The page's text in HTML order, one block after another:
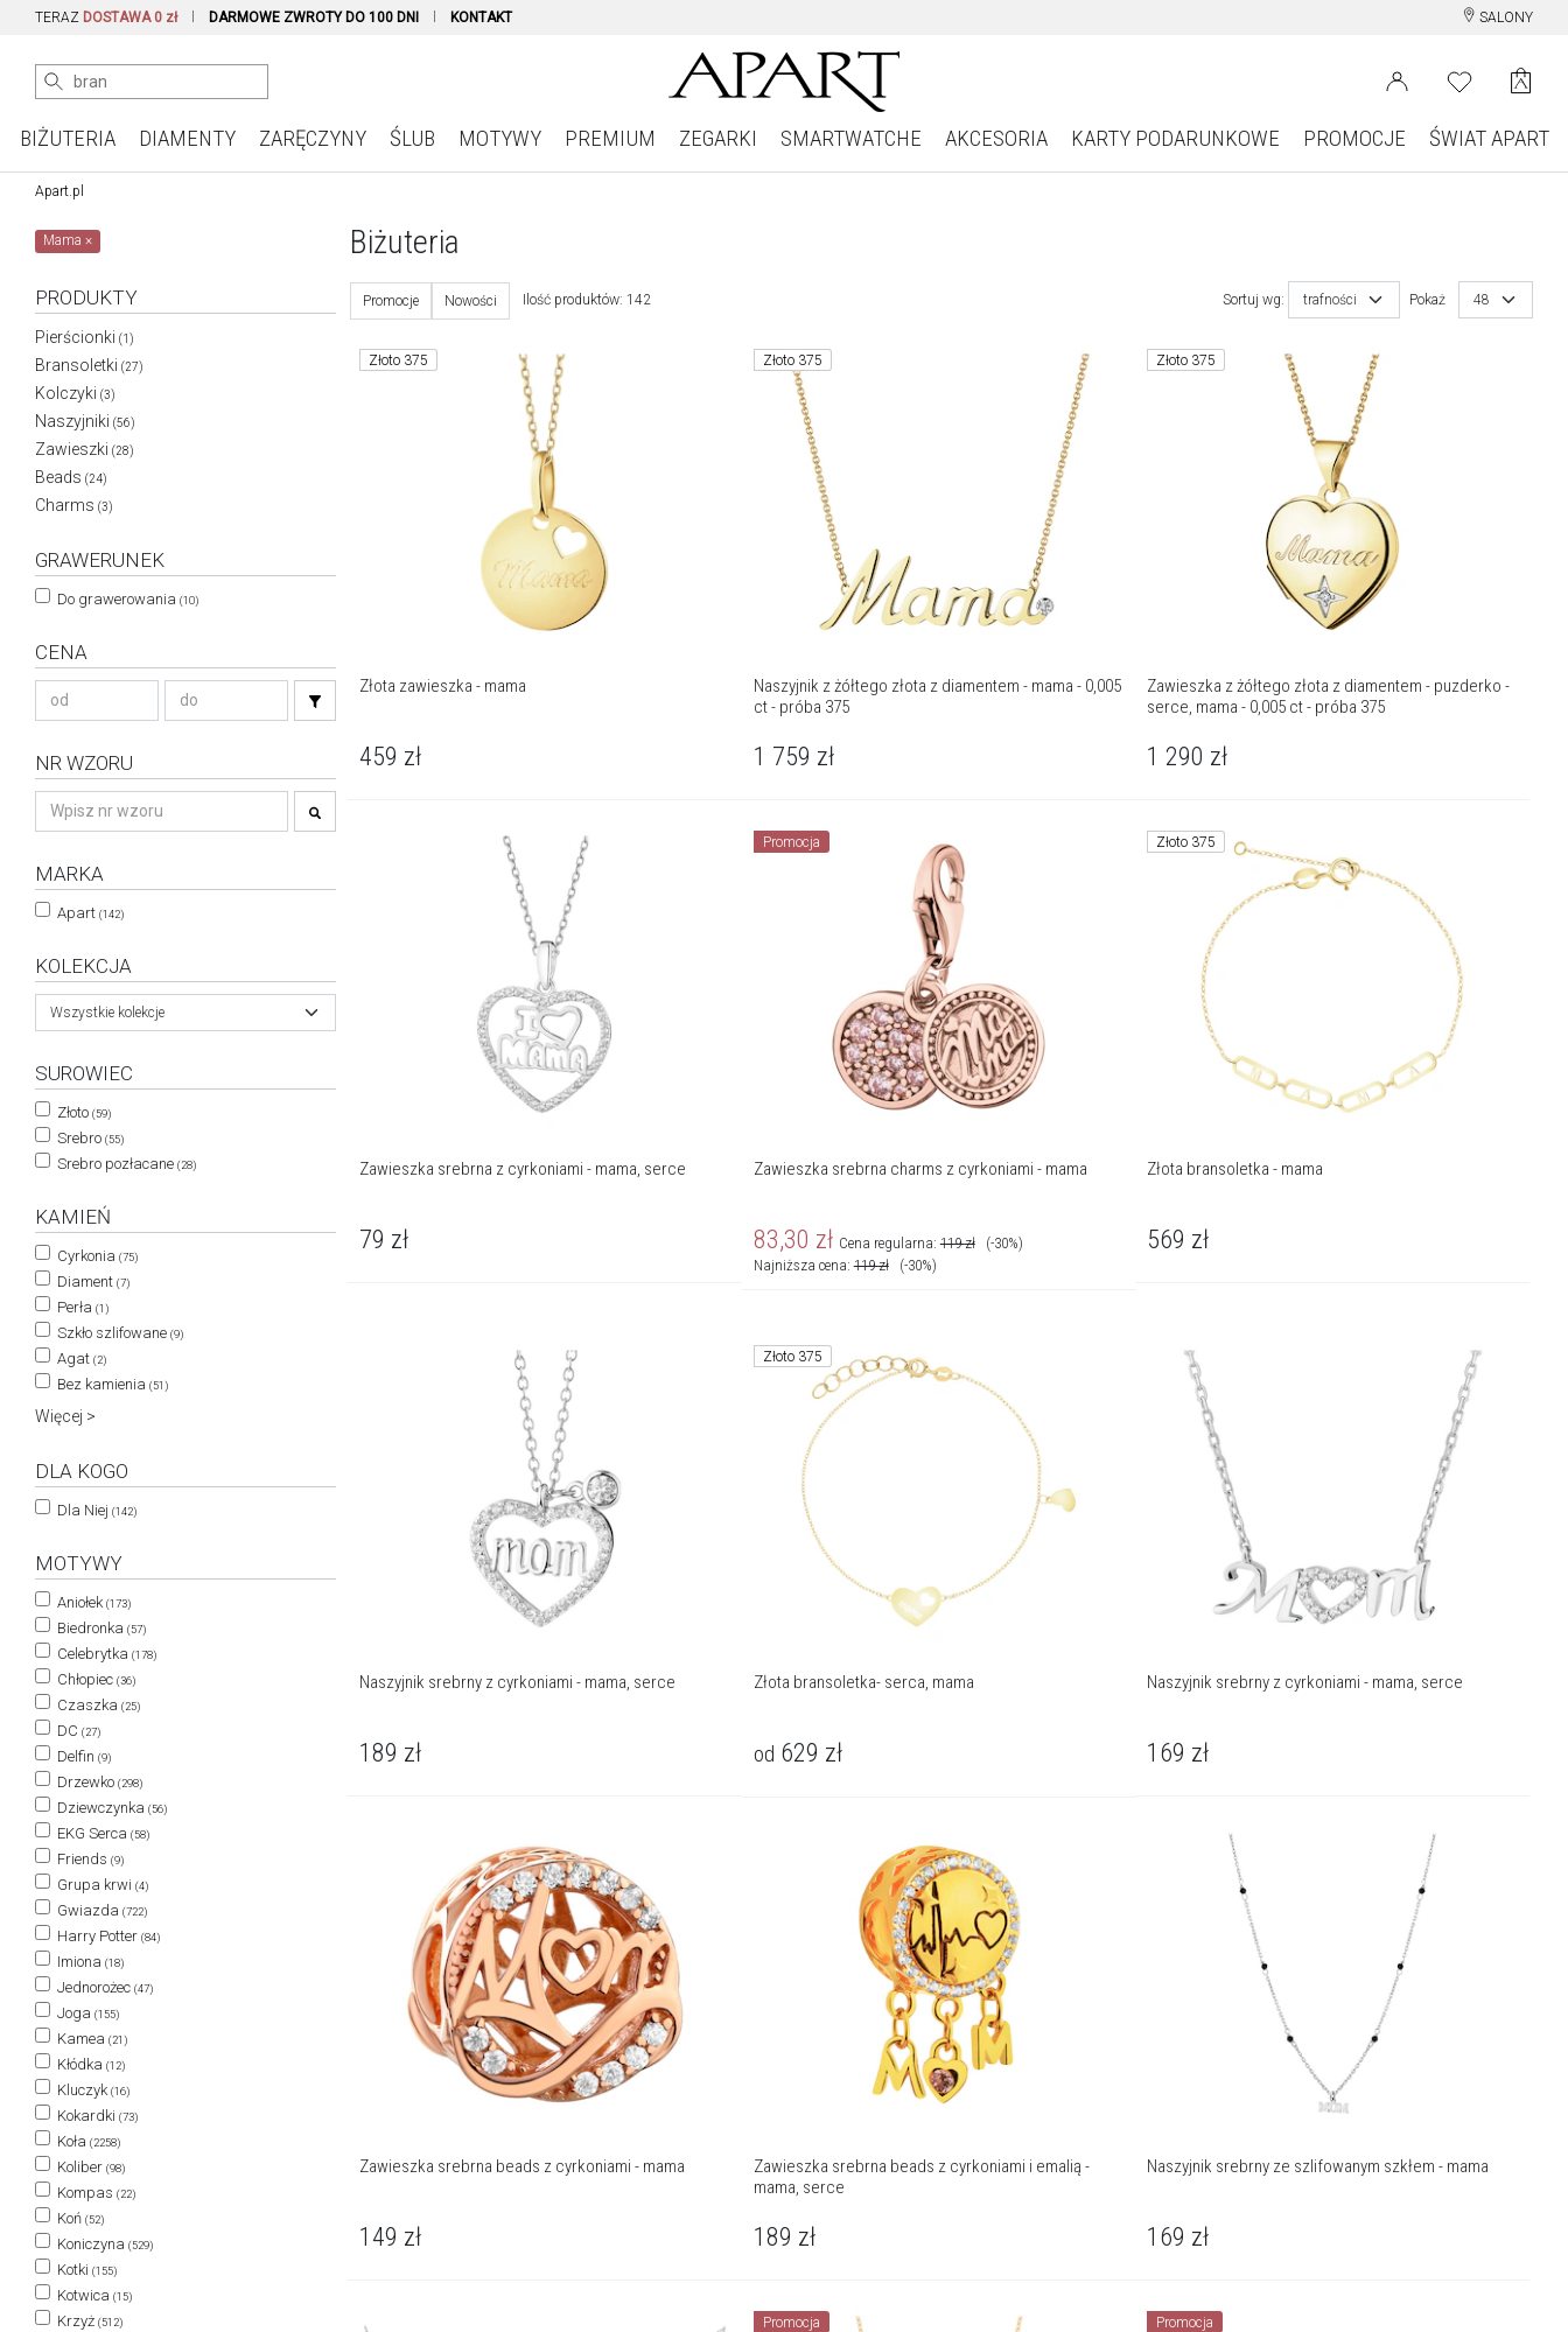
TERAZ DOSTAWA 0 zł DARMOWE ZWROTY DO 100 DNI KONTAKT SALONY
BIŻUTERIA DIAMENTY ZARĘCZYNY ŚLUB MOTYWY PREMIUM ZEGARKI SMARTWATCHE AKCESORIA KARTY PODARUNKOWE PROMOCJE ŚWIAT APART
Apart.pl
Mama×
PRODUKTY
Pierścionki (1)
Bransoletki (27)
Kolczyki (3)
Naszyjniki (56)
Zawieszki (28)
Beads (24)
Charms (3)
GRAWERUNEK
Do grawerowania (10)
CENA
NR WZORU
MARKA
Apart (142)
KOLEKCJA
Wszystkie kolekcje
SUROWIEC
Złoto (59)
Srebro (55)
Srebro pozłacane (28)
KAMIEŃ
Cyrkonia (75)
Diament (7)
Perła (1)
Szkło szlifowane (9)
Agat (2)
Bez kamienia (51)
Więcej >
DLA KOGO
Dla Niej (142)
MOTYWY
Aniołek (173)
Biedronka (57)
Celebrytka (178)
Chłopiec (36)
Czaszka (25)
DC (27)
Delfin (9)
Drzewko (298)
Dziewczynka (56)
EKG Serca (58)
Friends (9)
Grupa krwi (4)
Gwiazda (722)
Harry Potter (84)
Imiona (18)
Jednorożec (47)
Joga (155)
Kamea (21)
Kłódka (12)
Kluczyk (16)
Kokardki (73)
Koła (2258)
Koliber (98)
Kompas (22)
Koń (52)
Koniczyna (529)
Kotki (155)
Kotwica (15)
Krzyż (512)
Biżuteria
Sortuj wg: trafności Pokaż 48
Promocje Nowości Ilość produktów: 142
Złoto 375
Złota zawieszka - mama
459 zł
Złoto 375
Naszyjnik z żółtego złota z diamentem - mama - 0,005
ct - próba 375
1 759 zł
Złoto 375
Zawieszka z żółtego złota z diamentem - puzderko -
serce, mama - 0,005 ct - próba 375
1 290 zł
Zawieszka srebrna z cyrkoniami - mama, serce
79 zł
Promocja
Zawieszka srebrna charms z cyrkoniami - mama
83,30 zł Cena regularna:119 zł
(-30%)
Najniższa cena:119 zł (-30%)
Złoto 375
Złota bransoletka - mama
569 zł
Naszyjnik srebrny z cyrkoniami - mama, serce
189 zł
Złoto 375
Złota bransoletka- serca, mama
od 629 zł
Naszyjnik srebrny z cyrkoniami - mama, serce
169 zł
Zawieszka srebrna beads z cyrkoniami - mama
149 zł
Zawieszka srebrna beads z cyrkoniami i emalią -
mama, serce
189 zł
Naszyjnik srebrny ze szlifowanym szkłem - mama
169 zł
Promocja Promocja